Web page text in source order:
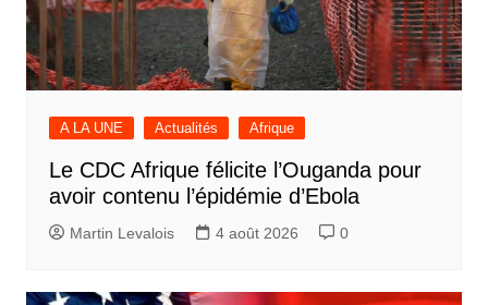
A LA UNE Actualités Afrique
Le CDC Afrique félicite l’Ouganda pour
avoir contenu l’épidémie d’Ebola
Martin Levalois 4 août 2026 0